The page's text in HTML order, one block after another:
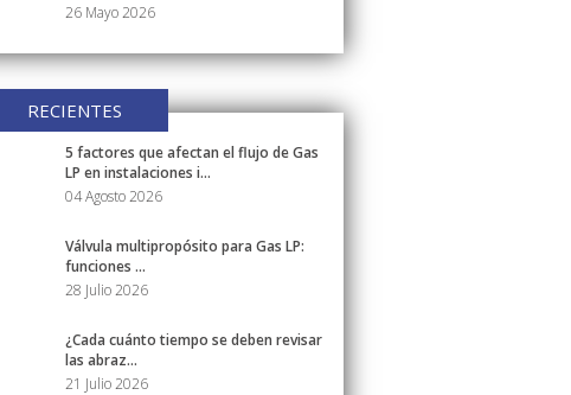
26 Mayo 2026
RECIENTES
5 factores que afectan el flujo de Gas
LP en instalaciones i...
04 Agosto 2026
Válvula multipropósito para Gas LP:
funciones ...
28 Julio 2026
¿Cada cuánto tiempo se deben revisar
las abraz...
21 Julio 2026